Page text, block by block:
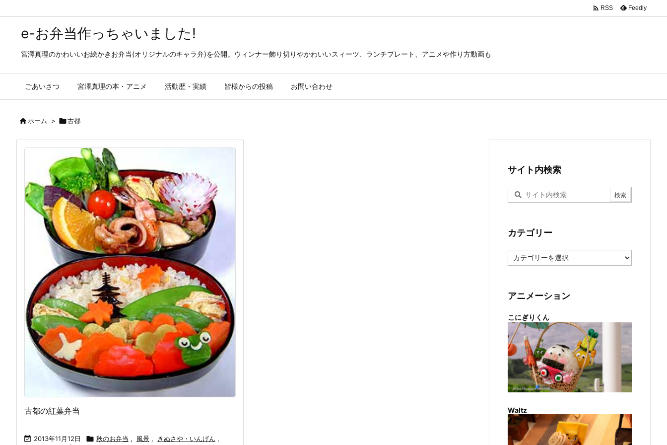
e-お弁当作っちゃいました!
宮澤真理のかわいいお絵かきお弁当(オリジナルのキャラ弁)を公開。ウィンナー飾り切りやかわいいスィーツ、ランチプレート、アニメや作り方動画も
ごあいさつ 宮澤真理の本・アニメ 活動歴・実績 皆様からの投稿 お問い合わせ
 RSS Feedly
ホーム > 古都
古都の紅葉弁当
 2013年11月12日  秋のお弁当 , 風景 , きぬさや・いんげん ,
サイト内検索
カテゴリー
テ
ー
アニメーション
こにぎりくん
Waltz